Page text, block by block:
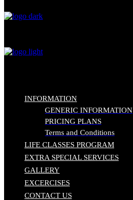
INFORMATION
GENERIC INFORMATION
PRICING PLANS
Terms and Conditions
LIFE CLASSES PROGRAM
EXTRA SPECIAL SERVICES
GALLERY
EXCERCISES
CONTACT US